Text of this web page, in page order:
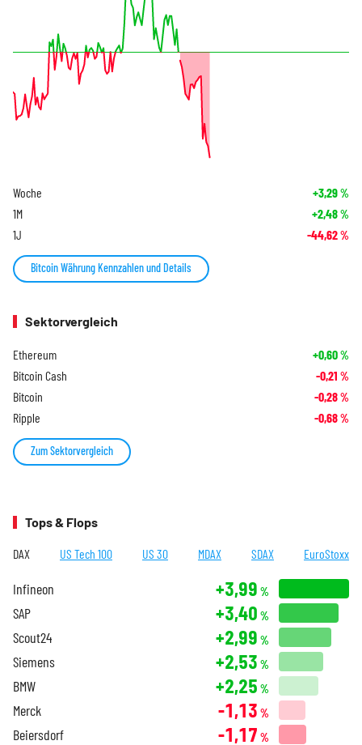
Woche +3,29%
1M +2,48%
1J -44,62%
Bitcoin Währung Kennzahlen und Details
Sektorvergleich
Ethereum +0,60%
Bitcoin Cash -0,21 %
Bitcoin -0,28%
Ripple -0,68%
Zum Sektorvergleich
Tops & Flops
DAX US Tech 100 US 30 MDAX SDAX EuroStoxx
Infineon +3,99 %
SAP +3,40 %
Scout24 +2,99 %
Siemens +2,53 %
BMW +2,25 %
Merck -1,13 %
Beiersdorf -1,17 %